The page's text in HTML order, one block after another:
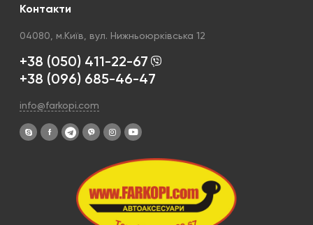
Контакти
04080, м.Київ, вул. Нижньоюрківська 12
+38 (050) 411-22-67
+38 (096) 685-46-47
info@farkopi.com